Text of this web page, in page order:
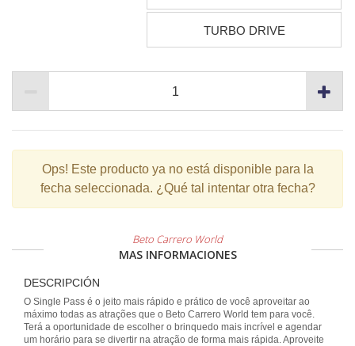
TURBO DRIVE
Ops! Este producto ya no está disponible para la
fecha seleccionada. ¿Qué tal intentar otra fecha?
Beto Carrero World
MAS INFORMACIONES
DESCRIPCIÓN
O Single Pass é o jeito mais rápido e prático de você aproveitar ao
máximo todas as atrações que o Beto Carrero World tem para você.
Terá a oportunidade de escolher o brinquedo mais incrível e agendar
um horário para se divertir na atração de forma mais rápida. Aproveite